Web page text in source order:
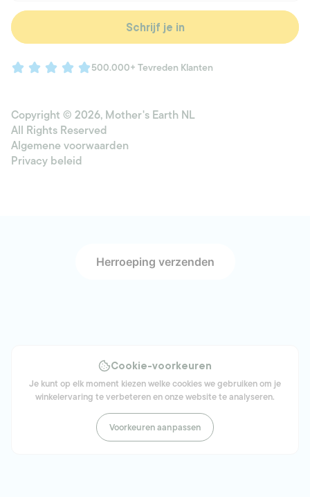
E‑mail
Schrijf je in
500.000+ Tevreden Klanten
Copyright © 2026,Mother's Earth NL
All Rights Reserved
Algemene voorwaarden
Privacy beleid
Herroeping verzenden
Cookie-voorkeuren
Je kunt op elk moment kiezen welke cookies we gebruiken om je
winkelervaring te verbeteren en onze website te analyseren.
Voorkeuren aanpassen